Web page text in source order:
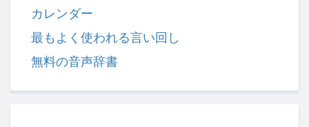
カレンダー
最もよく使われる言い回し
無料の音声辞書